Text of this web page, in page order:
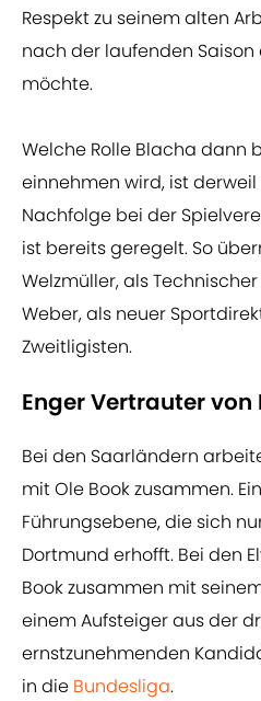
Respekt zu seinem alten
nach der laufenden Saison
möchte.
Welche Rolle Blacha dann
einnehmen wird, ist
Nachfolge bei der
ist bereits geregelt. So
Welzmüller, als
Weber, als neuer
Zweitligisten.
Enger Vertrauter von
Bei den Saarländern
mit Ole Book zusammen.
Führungsebene, die sich
Dortmund erhofft. Bei den
Book zusammen mit
einem Aufsteiger aus der
ernstzunehmenden
in die Bundesliga.